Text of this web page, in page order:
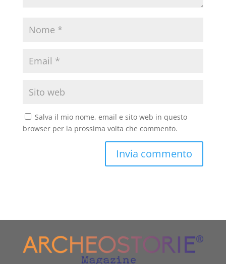
Salva il mio nome, email e sito web in questo
browser per la prossima volta che commento.